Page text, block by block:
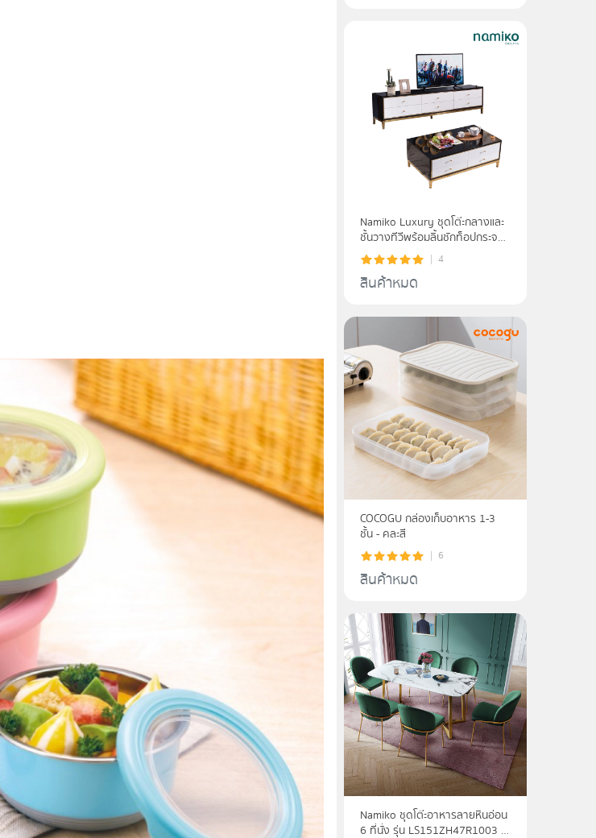
Namiko Luxury ชุดโต๊ะกลางและ
ชั้นวางทีวีพร้อมลิ้นชักท็อปกระจก
ขอบทอง รุ่น #8016 - white
4
สินค้าหมด
COCOGU กล่องเก็บอาหาร 1-3
ชั้น - คละสี
6
สินค้าหมด
Namiko ชุดโต๊ะอาหารลายหินอ่อน
6 ที่นั่ง รุ่น LS151ZH47R1003 -